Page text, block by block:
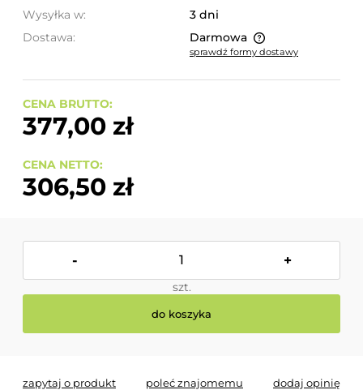
Wysyłka w:
3 dni
Dostawa:
Darmowa
Cena nie zawiera ewentualnych kosztów płatności
sprawdź formy dostawy
CENA BRUTTO:
377,00 zł
CENA NETTO:
306,50 zł
- +
szt.
do koszyka
zapytaj o produkt poleć znajomemu
dodaj opinię